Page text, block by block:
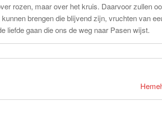
rozen, maar over het kruis. Daarvoor zullen
brengen die blijvend zijn, vruchten van
liefde gaan die ons de weg naar Pasen wijst.